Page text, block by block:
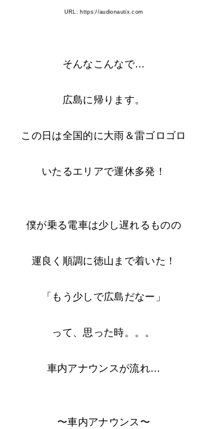
URL: https://audionautix.com
そんなこんなで…
広島に帰ります。
この日は全国的に大雨＆雷ゴロゴロ
いたるエリアで運休多発！
僕が乗る電車は少し遅れるものの
運良く順調に徳山まで着いた！
「もう少しで広島だなー」
って、思った時。。。
車内アナウンスが流れ…
〜車内アナウンス〜